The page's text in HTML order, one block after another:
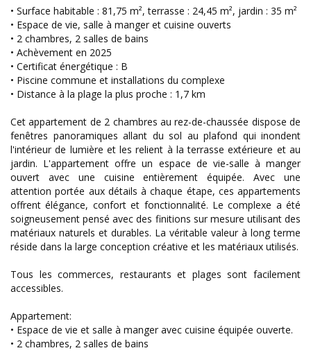
• Surface habitable : 81,75 m², terrasse : 24,45 m², jardin : 35 m²
• Espace de vie, salle à manger et cuisine ouverts
• 2 chambres, 2 salles de bains
• Achèvement en 2025
• Certificat énergétique : B
• Piscine commune et installations du complexe
• Distance à la plage la plus proche : 1,7 km
Cet appartement de 2 chambres au rez-de-chaussée dispose de
fenêtres panoramiques allant du sol au plafond qui inondent
l'intérieur de lumière et les relient à la terrasse extérieure et au
jardin. L'appartement offre un espace de vie-salle à manger
ouvert avec une cuisine entièrement équipée. Avec une
attention portée aux détails à chaque étape, ces appartements
offrent élégance, confort et fonctionnalité. Le complexe a été
soigneusement pensé avec des finitions sur mesure utilisant des
matériaux naturels et durables. La véritable valeur à long terme
réside dans la large conception créative et les matériaux utilisés.
Tous les commerces, restaurants et plages sont facilement
accessibles.
Appartement:
• Espace de vie et salle à manger avec cuisine équipée ouverte.
• 2 chambres, 2 salles de bains